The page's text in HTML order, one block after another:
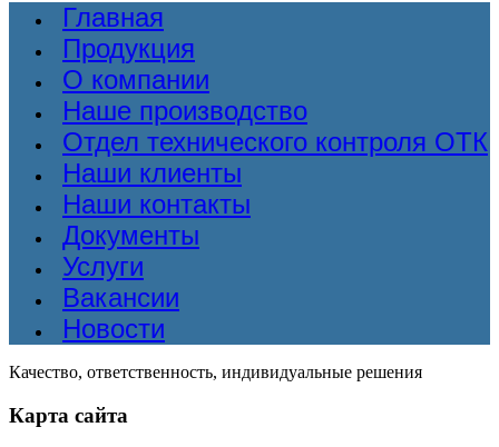
Главная
Продукция
О компании
Наше производство
Отдел технического контроля ОТК
Наши клиенты
Наши контакты
Документы
Услуги
Вакансии
Новости
Качество, ответственность, индивидуальные решения
Карта сайта